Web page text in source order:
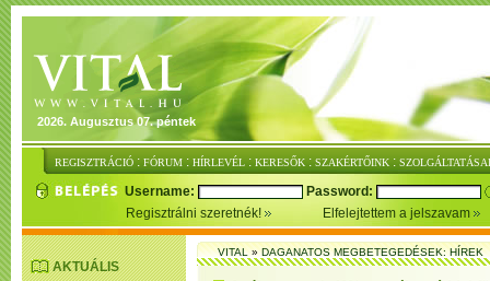
2026. Augusztus 07. péntek
REGISZTRÁCIÓ : FÓRUM : HÍRLEVÉL : KERESŐK : SZAKÉRTŐINK :
Username:
Password:
Regisztrálni szeretnék!
Elfelejtettem a jelszavam
AKTUÁLIS
VITAL»DAGANATOS MEGBETEGEDÉSEK: HÍREK